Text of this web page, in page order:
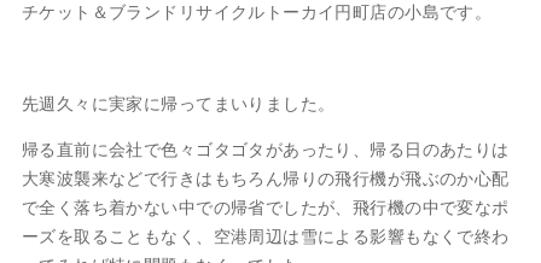
チケット＆ブランドリサイクルトーカイ円町店の小島です。
先週久々に実家に帰ってまいりました。
帰る直前に会社で色々ゴタゴタがあったり、帰る日のあたりは
大寒波襲来などで行きはもちろん帰りの飛行機が飛ぶのか心配
で全く落ち着かない中での帰省でしたが、飛行機の中で変なポ
ーズを取ることもなく、空港周辺は雪による影響もなくで終わ